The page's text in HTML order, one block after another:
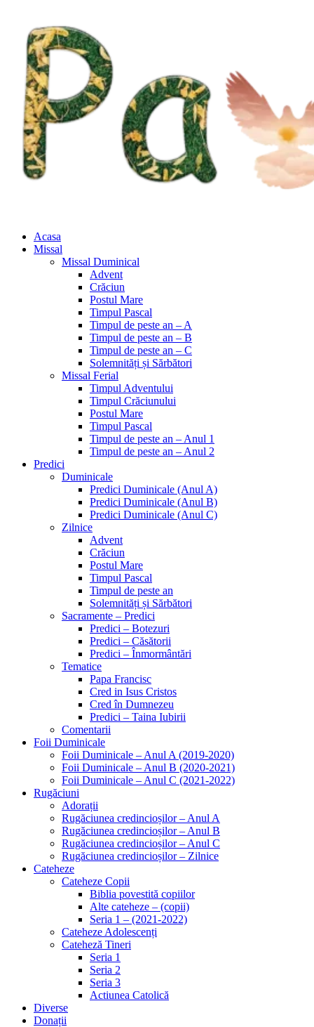
Acasa
Missal
Missal Duminical
Advent
Crăciun
Postul Mare
Timpul Pascal
Timpul de peste an – A
Timpul de peste an – B
Timpul de peste an – C
Solemnități și Sărbători
Missal Ferial
Timpul Adventului
Timpul Crăciunului
Postul Mare
Timpul Pascal
Timpul de peste an – Anul 1
Timpul de peste an – Anul 2
Predici
Duminicale
Predici Duminicale (Anul A)
Predici Duminicale (Anul B)
Predici Duminicale (Anul C)
Zilnice
Advent
Crăciun
Postul Mare
Timpul Pascal
Timpul de peste an
Solemnități și Sărbători
Sacramente – Predici
Predici – Botezuri
Predici – Căsătorii
Predici – Înmormântări
Tematice
Papa Francisc
Cred in Isus Cristos
Cred în Dumnezeu
Predici – Taina Iubirii
Comentarii
Foii Duminicale
Foii Duminicale – Anul A (2019-2020)
Foii Duminicale – Anul B (2020-2021)
Foii Duminicale – Anul C (2021-2022)
Rugăciuni
Adorații
Rugăciunea credincioșilor – Anul A
Rugăciunea credincioșilor – Anul B
Rugăciunea credincioșilor – Anul C
Rugăciunea credincioșilor – Zilnice
Cateheze
Cateheze Copii
Biblia povestită copiilor
Alte cateheze – (copii)
Seria 1 – (2021-2022)
Cateheze Adolescenți
Cateheză Tineri
Seria 1
Seria 2
Seria 3
Actiunea Catolică
Diverse
Donații